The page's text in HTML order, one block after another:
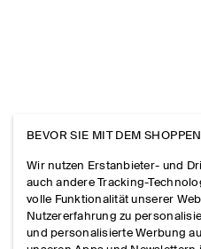
BEVOR SIE MIT DEM
Wir nutzen Erstanbieter- und
auch andere Tracking-
volle Funktionalität unserer
Nutzererfahrung zu
und personalisierte Werbung